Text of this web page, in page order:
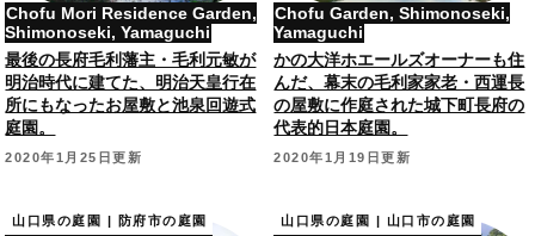
Chofu Mori Residence Garden,
Shimonoseki, Yamaguchi
最後の長府毛利藩主・毛利元敏が
明治時代に建てた、明治天皇行在
所にもなったお屋敷と池泉回遊式
庭園。
2020年1月25日更新
Chofu Garden, Shimonoseki,
Yamaguchi
かの大洋ホエールズオーナーも住
んだ、幕末の毛利家家老・西運長
の屋敷に作庭された城下町長府の
代表的日本庭園。
2020年1月19日更新
山口県の庭園 | 防府市の庭園 山口県の庭園 | 山口市の庭園